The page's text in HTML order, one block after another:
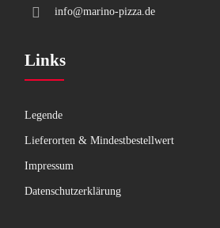
info@marino-pizza.de
Links
Legende
Lieferorten & Mindestbestellwert
Impressum
Datenschutzerklärung